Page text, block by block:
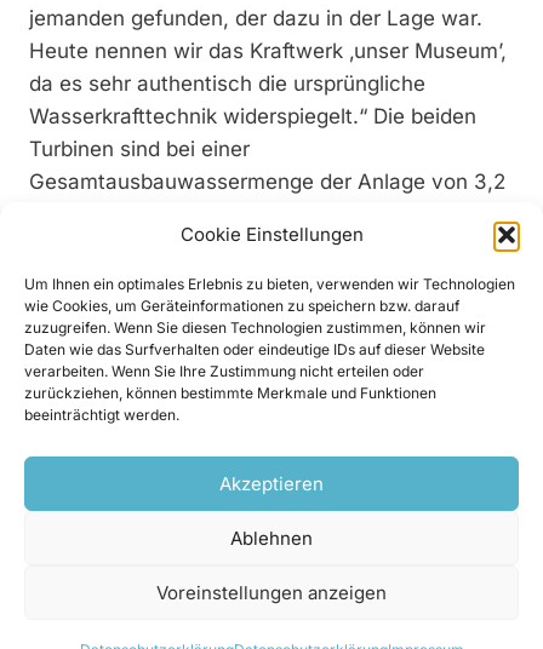
Cookie Einstellungen
Um Ihnen ein optimales Erlebnis zu bieten, verwenden wir Technologien
wie Cookies, um Geräteinformationen zu speichern bzw. darauf
zuzugreifen. Wenn Sie diesen Technologien zustimmen, können wir
Daten wie das Surfverhalten oder eindeutige IDs auf dieser Website
verarbeiten. Wenn Sie Ihre Zustimmung nicht erteilen oder
zurückziehen, können bestimmte Merkmale und Funktionen
beeinträchtigt werden.
Akzeptieren
Ablehnen
Voreinstellungen anzeigen
jemanden gefunden, der dazu in der Lage war.
Heute nennen wir das Kraftwerk ‚unser Museum’,
da es sehr authentisch die ursprüngliche
Wasserkrafttechnik widerspiegelt.“ Die beiden
Turbinen sind bei einer
Gesamtausbauwassermenge der Anlage von 3,2
350 kW ausgelegt, wobei die Engpassleistung
aufgrund der etwas eigenwilligen französischen
Fördertarifstruktur die 400 kW-Grenze nicht
überschreiten darf. „Derzeit sieht das Gesetz in
Frankreich vor, dass die Fördertarife für Strom
aus Kleinwasserkraft schlechter werden, wenn
700 kW wird sie dann wieder besser“, erklärt
Andreas Appenzeller. Bereits im Dezember 2010
wurde das Traditionskraftwerk Leymel wieder ans